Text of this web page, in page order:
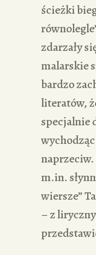
ścieżki
zdarzały
malarskie
bardzo
literatów,
specjalnie
naprzeciw.
m.in.
wiersze”
– z